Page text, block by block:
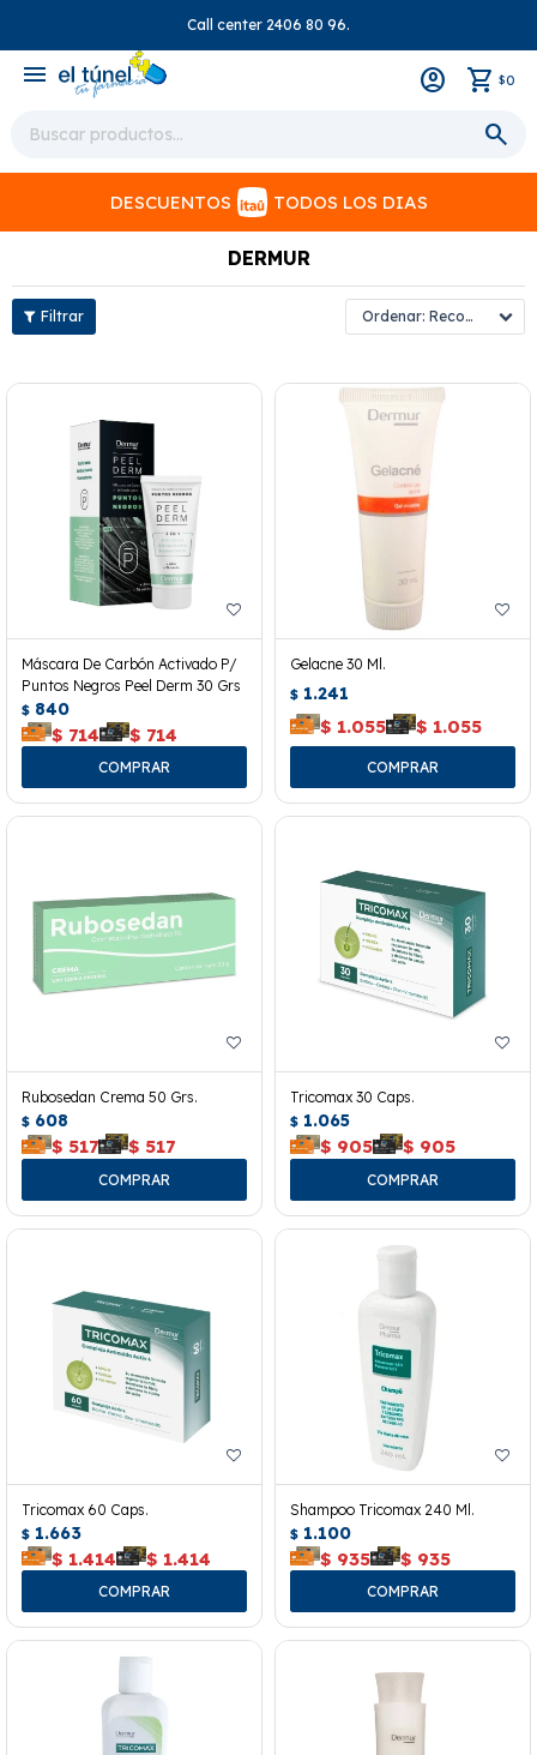
Call center 2406 80 96.
menu $0
DESCUENTOS TODOS LOS DIAS
DERMUR
Recomendados
Máscara De Carbón Activado P/
Puntos Negros Peel Derm 30 Grs
$ 840
$ 714 $ 714
Gelacne 30 Ml.
$ 1.241
$ 1.055 $ 1.055
Rubosedan Crema 50 Grs.
$ 608
$ 517 $ 517
Tricomax 30 Caps.
$ 1.065
$ 905 $ 905
Tricomax 60 Caps.
$ 1.663
$ 1.414 $ 1.414
Shampoo Tricomax 240 Ml.
$ 1.100
$ 935 $ 935
close